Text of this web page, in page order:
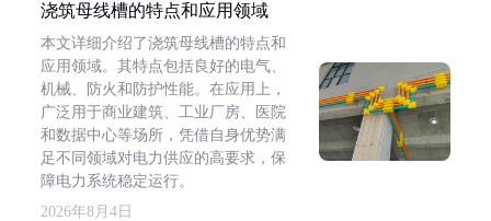
浇筑母线槽的特点和应用领域
本文详细介绍了浇筑母线槽的特点和
应用领域。其特点包括良好的电气、
机械、防火和防护性能。在应用上，
广泛用于商业建筑、工业厂房、医院
和数据中心等场所，凭借自身优势满
足不同领域对电力供应的高要求，保
障电力系统稳定运行。
2026年8月4日